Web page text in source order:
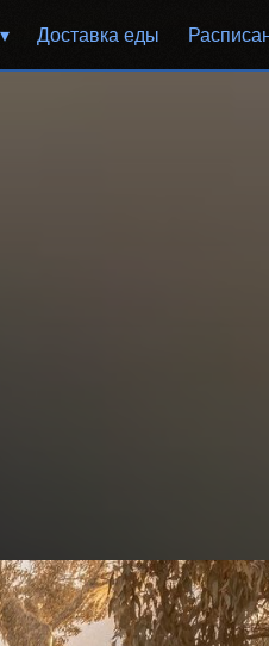
Доставка еды